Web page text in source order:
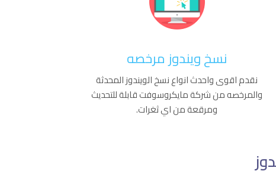
نسخ ويندوز مرخصه​
نقدم اقوى واحدث انواع نسخ الويندوز المحدثة
والمرخصه من شركة مايكروسوفت قابلة للتحديث
ومرقعة من اي ثغرات.